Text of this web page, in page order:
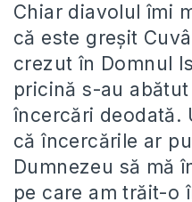
Chiar diavolul îmi
că este greșit
crezut în Domnul
pricină s-au
încercări deodată.
că încercările ar
Dumnezeu să mă
pe care am trăit-o